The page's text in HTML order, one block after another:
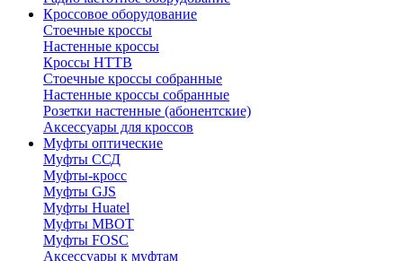
Кроссовое оборудование
Стоечные кроссы
Настенные кроссы
Кроссы HTTB
Стоечные кроссы собранные
Настенные кроссы собранные
Розетки настенные (абонентские)
Аксессуары для кроссов
Муфты оптические
Муфты ССД
Муфты-кросс
Муфты GJS
Муфты Huatel
Муфты МВОТ
Муфты FOSC
Аксессуары к муфтам